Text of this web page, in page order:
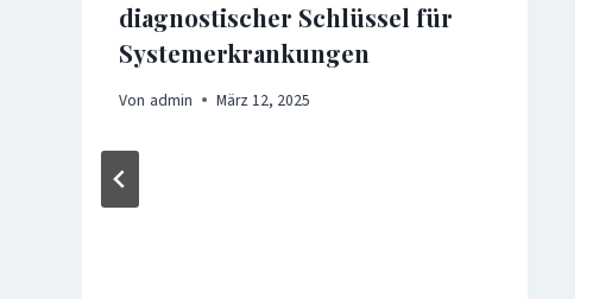
diagnostischer Schlüssel für
Systemerkrankungen
Von admin März 12, 2025